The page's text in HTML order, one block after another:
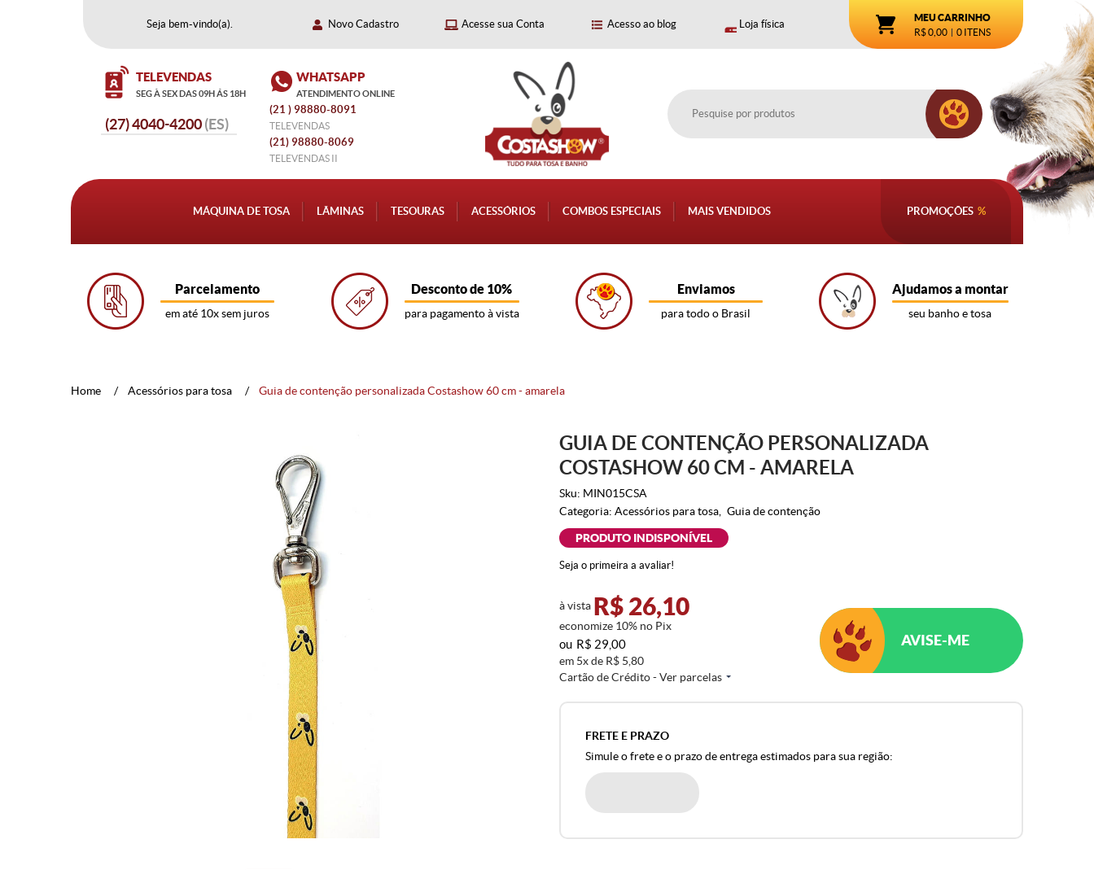
Seja bem-vindo(a). Novo Cadastro Acesse sua Conta Acesso ao blog Loja física
MEU CARRINHO
R$ 0,00
0 ITENS
TELEVENDAS
SEG À SEX DAS 09H ÁS 18H
4040-4200
WHATSAPP
ATENDIMENTO ONLINE
(21 ) 98880-8091
TELEVENDAS
(21) 98880-8069
TELEVENDAS II
MÁQUINA DE TOSA LÂMINAS TESOURAS ACESSÓRIOS COMBOS ESPECIAIS MAIS VENDIDOS PROMOÇÕES
Parcelamento
em até 10x sem juros
Desconto de 10%
para pagamento à vista
Enviamos
para todo o Brasil
Ajudamos a montar
seu banho e tosa
Home Acessórios para tosa Guia de contenção personalizada Costashow 60 cm - amarela
GUIA DE CONTENÇÃO PERSONALIZADA
COSTASHOW 60 CM - AMARELA
Sku: MIN015CSA
Categoria: Acessórios para tosa Guia de contenção
PRODUTO INDISPONÍVEL
Seja o primeira a avaliar!
R$ 29,00
à vista R$ 26,10
economize 10% no Pix
em 5xde R$ 5,80
Cartão de Crédito - Ver parcelas
AVISE-ME
FRETE E PRAZO
Simule o frete e o prazo de entrega estimados para sua região: